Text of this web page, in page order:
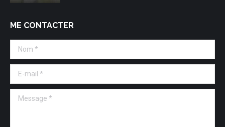
ME CONTACTER
Nom *
E-mail *
Message *